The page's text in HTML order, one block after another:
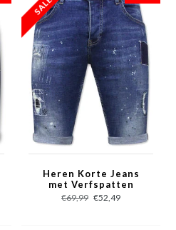
Heren Korte Jeans
met Verfspatten
Stretch -1035-SH-
Blauw
€69,99 €52,49